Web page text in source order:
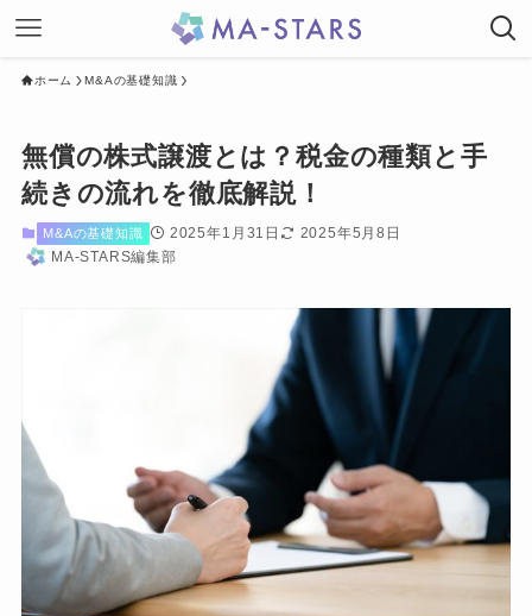
ホーム M&Aの基礎知識
無償の株式譲渡とは？税金の種類と手
続きの流れを徹底解説！
M&Aの基礎知識 2025年1月31日
2025年5月8日
MA-STARS編集部